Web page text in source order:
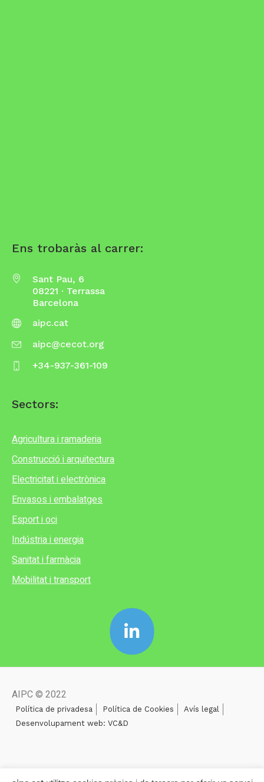
Ens trobaràs al carrer:
Sant Pau, 6
08221 · Terrassa
Barcelona
aipc.cat
aipc@cecot.org
+34-937-361-109
Sectors:
Agricultura i ramaderia
Construcció i arquitectura
Electricitat i electrònica
Envasos i embalatges
Esport i oci
Indústria i energia
Sanitat i farmàcia
Mobilitat i transport
AIPC © 2022
Política de privadesa Política de Cookies
Avís legal
Desenvolupament web: VC&D